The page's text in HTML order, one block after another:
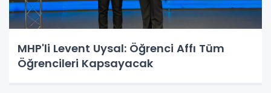
MHP'li Levent Uysal: Öğrenci Affı Tüm
Öğrencileri Kapsayacak